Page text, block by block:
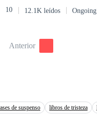
clan de los monteros para
asesinó y cobrar venganza
10 12.1K leídos Ongoing
Anterior
de suspenso libros de tristeza